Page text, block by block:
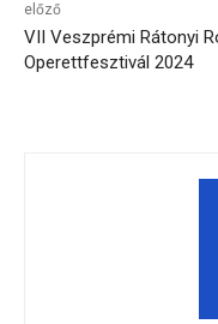
előző
VII Veszprémi Rátonyi
Operettfesztivál 2024